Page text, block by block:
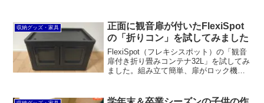
ック製のチェストなのです。こういう新
しい取り組みはいかにも天...
収納グッズ・家具
正面に観音扉が付いたFlexiSpot
の「折りコン」を試してみました
FlexiSpot（フレキシスポット）の「観音
扉付き折り畳みコンテナ32L」を試してみ
ました。組み立て簡単、扉がロック機能
どのレジャーや工具などを収めるのに最